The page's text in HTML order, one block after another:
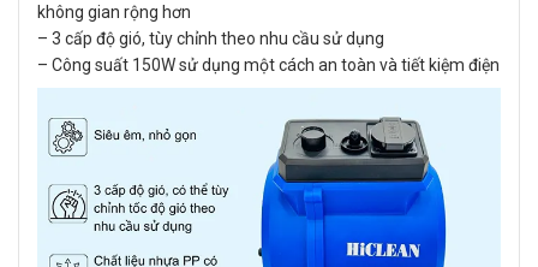
không gian rộng hơn
– 3 cấp độ gió, tùy chỉnh theo nhu cầu sử dụng
– Công suất 150W sử dụng một cách an toàn và tiết kiệm điện